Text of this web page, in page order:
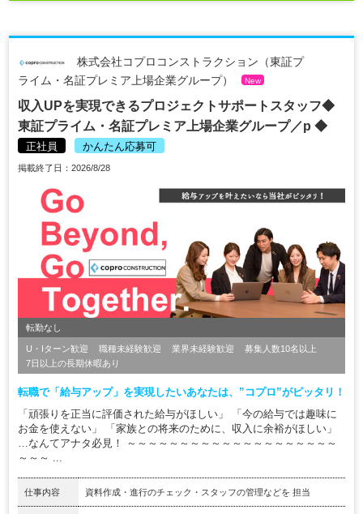
株式会社コプロコンストラクション（東証プ
ライム・名証プレミア上場企業グループ）
New
収入UPを実現できるプロジェクトサポートスタッフ◆
東証プライム・名証プレミア上場企業グループ／p ◆
正社員 かんたん応募可
掲載終了日：2026/8/28
転勤なし
U・Iターン歓迎 職種未経験歓迎 業界未経験歓迎
募集人数10名以上
7日以上の長期休暇あり
転職で「給与アップ」を実現したいあなたは、”コプロ”がピッタリ！
「頑張りを正当に評価された給与がほしい」 「今の給与では趣味に
お金を使えない」 「家族との将来のために、収入に余裕がほしい」
…なんてアナタ必見！ ～～～～～～～～～～～～～～～～～～～～
～～～ ...
仕事内容 資料作成・進行のチェック・スタッフの管理などを 担当